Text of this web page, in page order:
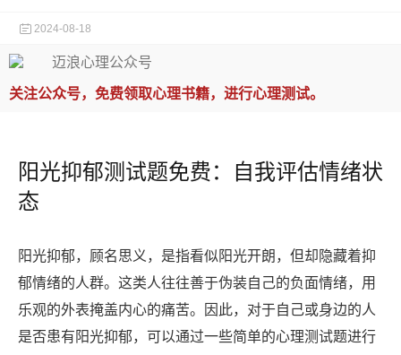
2024-08-18
关注公众号，免费领取心理书籍，进行心理测试。
阳光抑郁测试题免费：自我评估情绪状
态
阳光抑郁，顾名思义，是指看似阳光开朗，但却隐藏着抑
郁情绪的人群。这类人往往善于伪装自己的负面情绪，用
乐观的外表掩盖内心的痛苦。因此，对于自己或身边的人
是否患有阳光抑郁，可以通过一些简单的心理测试题进行